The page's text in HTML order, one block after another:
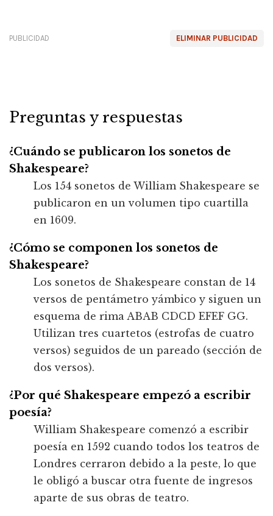
ELIMINAR PUBLICIDAD
PUBLICIDAD
Preguntas y respuestas
¿Cuándo se publicaron los sonetos de
Shakespeare?
Los 154 sonetos de William Shakespeare se
publicaron en un volumen tipo cuartilla
en 1609.
¿Cómo se componen los sonetos de
Shakespeare?
Los sonetos de Shakespeare constan de 14
versos de pentámetro yámbico y siguen un
esquema de rima ABAB CDCD EFEF GG.
Utilizan tres cuartetos (estrofas de cuatro
versos) seguidos de un pareado (sección de
dos versos).
¿Por qué Shakespeare empezó a escribir
poesía?
William Shakespeare comenzó a escribir
poesía en 1592 cuando todos los teatros de
Londres cerraron debido a la peste, lo que
le obligó a buscar otra fuente de ingresos
aparte de sus obras de teatro.